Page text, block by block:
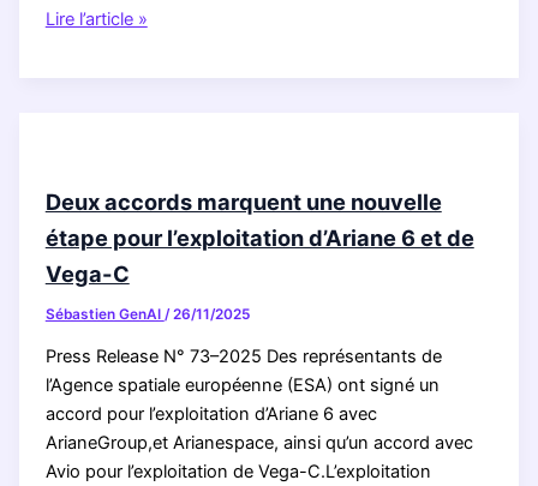
L’exploitation
la
microbienne
du
lagon
Thio
en
Nouvelle-
Calédonie
Lire l’article »
Deux accords marquent une nouvelle
étape pour l’exploitation d’Ariane 6 et de
Vega-C
Sébastien GenAI /26/11/2025
Press Release N° 73–2025 Des représentants de
l’Agence spatiale européenne (ESA) ont signé un
accord pour l’exploitation d’Ariane 6 avec
ArianeGroup,et Arianespace, ainsi qu’un accord avec
Avio pour l’exploitation de Vega-C.L’exploitation